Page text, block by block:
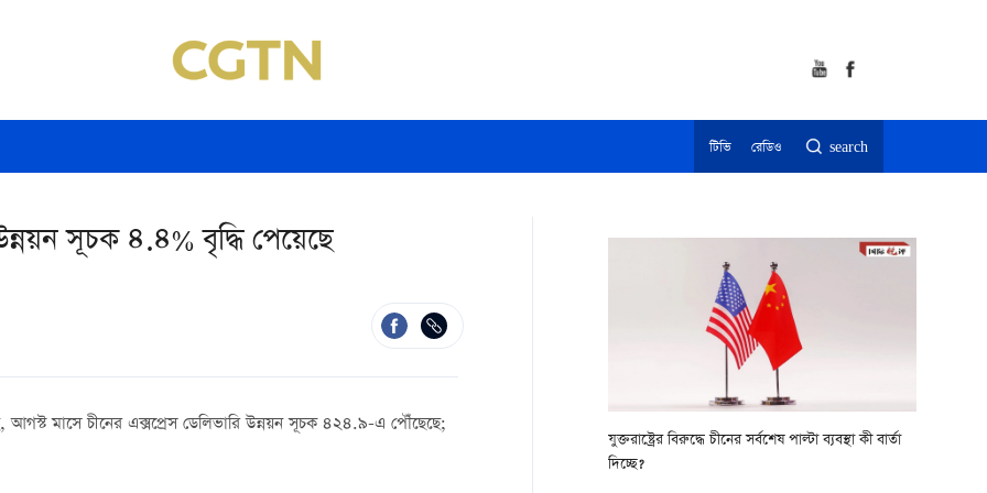
টিভি রেডিও search
সূচক ৪.৪% বৃদ্ধি পেয়েছে
মাসে চীনের এক্সপ্রেস ডেলিভারি উন্নয়ন সূচক ৪২৪.৯-এ পৌঁছেছে;
যুক্তরাষ্ট্রের বিরুদ্ধে চীনের সর্বশেষ পাল্টা ব্যবস্থা কী বার্তা
দিচ্ছে?